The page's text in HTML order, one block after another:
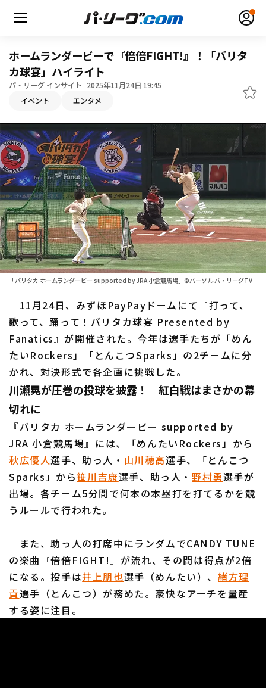
HOME
動画
日程・結果
順位表･成績
1軍公式戦
ファーム東地区
ファーム西地区
交流戦
選手名鑑
選手名鑑トップ
北海道日本ハムファイターズ
東北楽天ゴールデンイーグルス
埼玉西武ライオンズ
千葉ロッテマリーンズ
福岡ソフトバンクホークス
ニュース
設定
運営会社（別ウィンドウで開く）
ホームランダービーで『倍倍FIGHT!』！「バリタ
カ球宴」ハイライト
パ・リーグ インサイト 2025年11月24日 19:45
イベント エンタメ
「バリタカ ホームランダービー supported by JRA 小倉競馬場」©パーソル パ・リーグTV
11月24日、みずほPayPayドームにて『打って、
歌って、踊って！バリタカ球宴 Presented by
Fanatics』が開催された。今年は選手たちが「めん
たいRockers」「とんこつSparks」の2チームに分
かれ、対決形式で各企画に挑戦した。
川瀬晃が圧巻の投球を披露！ 紅白戦はまさかの幕
切れに
『バリタカ ホームランダービー supported by
JRA 小倉競馬場』には、「めんたいRockers」から
秋広優人選手、助っ人・ 山川穂高選手、「とんこつ
Sparks」から笹川吉康選手、助っ人・野村勇選手が
出場。各チーム5分間で何本の本塁打を打てるかを競
うルールで行われた。
また、助っ人の打席中にランダムでCANDY TUNE
の楽曲『倍倍FIGHT!』が流れ、その間は得点が2倍
になる。投手は井上朋也選手（めんたい）、緒方理
貢選手（とんこつ）が務めた。豪快なアーチを量産
する姿に注目。